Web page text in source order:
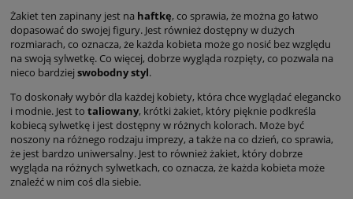
Żakiet ten zapinany jest na haftkę, co sprawia, że można go łatwo
dopasować do swojej figury. Jest również dostępny w dużych
rozmiarach, co oznacza, że każda kobieta może go nosić bez względu
na swoją sylwetkę. Co więcej, dobrze wygląda rozpięty, co pozwala na
nieco bardziej swobodny styl.
To doskonały wybór dla każdej kobiety, która chce wyglądać elegancko
i modnie. Jest to taliowany, krótki żakiet, który pięknie podkreśla
kobiecą sylwetkę i jest dostępny w różnych kolorach. Może być
noszony na różnego rodzaju imprezy, a także na co dzień, co sprawia,
że jest bardzo uniwersalny. Jest to również żakiet, który dobrze
wygląda na różnych sylwetkach, co oznacza, że każda kobieta może
znaleźć w nim coś dla siebie.